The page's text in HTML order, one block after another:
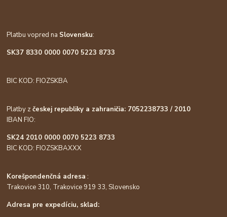
Platbu vopred na Slovensku:
SK37 8330 0000 0070 5223 8733
BIC KOD: FIOZSKBA
Platby zčeskej republiky a zahraničia: 7052238733 / 2010
IBAN FIO:
SK24 2010 0000 0070 5223 8733
BIC KOD: FIOZSKBAXXX
Korešpondenčná adresa :
Trakovice 310, Trakovice 919 33, Slovensko
Adresa pre expedíciu, sklad: